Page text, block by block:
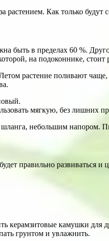
растением. Как только
быть в пределах 60 %.
на подоконнике, стоит
растение поливают
мягкую, без лишних
небольшим напором.
правильно развиваться
керамзитовые камушки для
грунтом и увлажнить.